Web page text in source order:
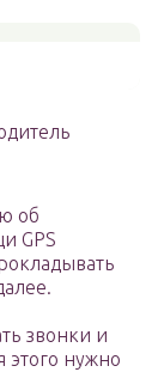
об
GPS
звонки и
нужно